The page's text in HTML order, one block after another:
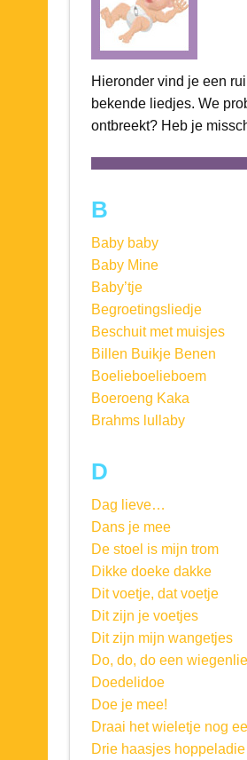
Hieronder vind je een
bekende liedjes. We
ontbreekt? Heb je
B
Baby baby
Baby Mine
Baby’tje
Begroetingsliedje
Beschuit met muisjes
Billen Buikje Benen
Boelieboelieboem
Boeroeng Kaka
Brahms lullaby
D
Dag lieve…
Dans je mee
De stoel is mijn trom
Dikke doeke dakke
Dit voetje, dat voetje
Dit zijn je voetjes
Dit zijn mijn wangetjes
Do, do, do een
Doedelidoe
Doe je mee!
Draai het wieletje nog
Drie haasjes hoppeladie